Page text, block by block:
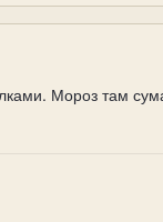
Мороз там